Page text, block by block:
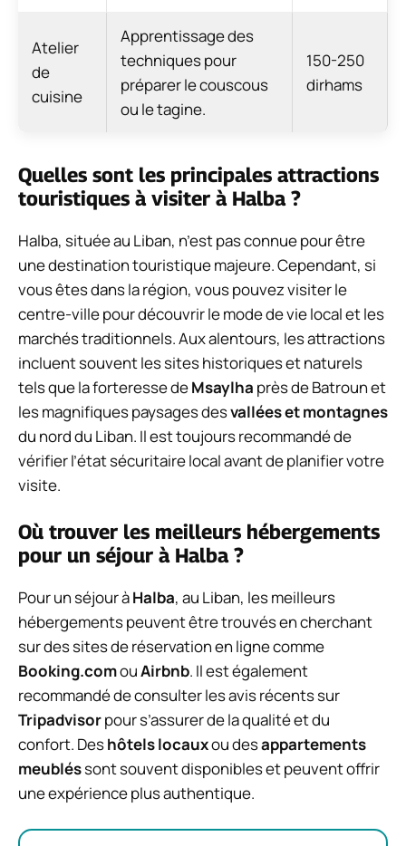
Atelier
de
cuisine
Apprentissage des
techniques pour
préparer le couscous
ou le tagine.
150-250
dirhams
Quelles sont les principales attractions
touristiques à visiter à Halba ?
Halba, située au Liban, n’est pas connue pour être
une destination touristique majeure. Cependant, si
vous êtes dans la région, vous pouvez visiter le
centre-ville pour découvrir le mode de vie local et les
marchés traditionnels. Aux alentours, les attractions
incluent souvent les sites historiques et naturels
tels que la forteresse deMsaylha près de Batroun et
les magnifiques paysages desvallées et montagnes
du nord du Liban. Il est toujours recommandé de
vérifier l’état sécuritaire local avant de planifier votre
visite.
Où trouver les meilleurs hébergements
pour un séjour à Halba ?
Pour un séjour àHalba, au Liban, les meilleurs
hébergements peuvent être trouvés en cherchant
sur des sites de réservation en ligne comme
Booking.comouAirbnb. Il est également
recommandé de consulter les avis récents sur
Tripadvisorpour s’assurer de la qualité et du
confort. Deshôtels locauxou desappartements
meubléssont souvent disponibles et peuvent offrir
une expérience plus authentique.